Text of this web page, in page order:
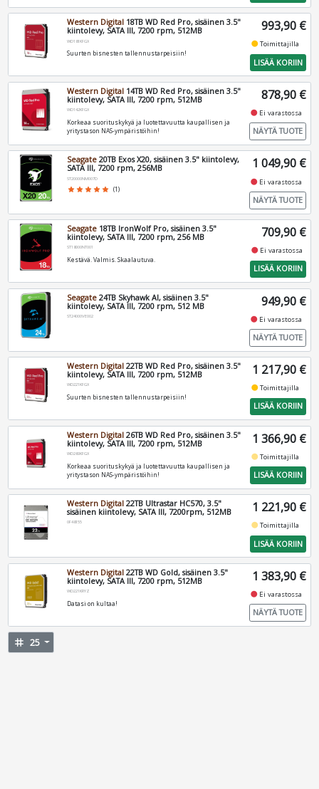
Western Digital 18TB WD Red Pro, sisäinen 3.5"
kiintolevy, SATA III, 7200 rpm, 512MB
WD181KFGX
Suurten bisnesten tallennustarpeisiin!
993,90 €
fiber_manual_recordToimittajilla
LISÄÄ KORIIN
Western Digital 14TB WD Red Pro, sisäinen 3.5"
kiintolevy, SATA III, 7200 rpm, 512MB
WD142KFGX
Korkeaa suorituskykyä ja luotettavuutta kaupallisen ja
yritystason NAS-ympäristöihin!
878,90 €
fiber_manual_record Ei varastossa
NÄYTÄ TUOTE
Seagate 20TB Exos X20, sisäinen 3.5" kiintolevy,
SATA III, 7200 rpm, 256MB
ST20000NM007D
star star star star star (1)
1 049,90 €
fiber_manual_record Ei varastossa
NÄYTÄ TUOTE
Seagate 18TB IronWolf Pro, sisäinen 3.5"
kiintolevy, SATA III, 7200 rpm, 256 MB
ST18000NT001
Kestävä. Valmis. Skaalautuva.
709,90 €
fiber_manual_record Ei varastossa
LISÄÄ KORIIN
Seagate 24TB Skyhawk AI, sisäinen 3.5"
kiintolevy, SATA III, 7200 rpm, 512 MB
ST24000VE002
949,90 €
fiber_manual_record Ei varastossa
NÄYTÄ TUOTE
Western Digital 22TB WD Red Pro, sisäinen 3.5"
kiintolevy, SATA III, 7200 rpm, 512MB
WD221KFGX
Suurten bisnesten tallennustarpeisiin!
1 217,90 €
fiber_manual_recordToimittajilla
LISÄÄ KORIIN
Western Digital 26TB WD Red Pro, sisäinen 3.5"
kiintolevy, SATA III, 7200 rpm, 512MB
WD260KFGX
Korkeaa suorituskykyä ja luotettavuutta kaupallisen ja
yritystason NAS-ympäristöihin!
1 366,90 €
fiber_manual_recordToimittajilla
LISÄÄ KORIIN
Western Digital 22TB Ultrastar HC570, 3.5"
sisäinen kiintolevy, SATA III, 7200rpm, 512MB
0F48155
1 221,90 €
fiber_manual_recordToimittajilla
LISÄÄ KORIIN
Western Digital 22TB WD Gold, sisäinen 3.5"
kiintolevy, SATA III, 7200 rpm, 512MB
WD221KRYZ
Datasi on kultaa!
1 383,90 €
fiber_manual_record Ei varastossa
NÄYTÄ TUOTE
tag 25